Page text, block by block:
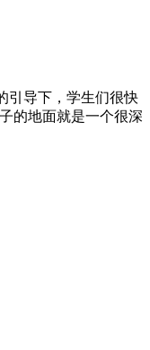
引导下，学生们很快
的地面就是一个很深